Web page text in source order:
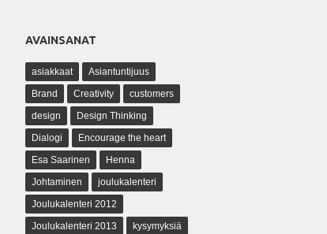
AVAINSANAT
asiakkaat
Asiantuntijuus
Brand
Creativity
customers
design
Design Thinking
Dialogi
Encourage the heart
Esa Saarinen
Henna
Johtaminen
joulukalenteri
Joulukalenteri 2012
Joulukalenteri 2013
kysymyksiä